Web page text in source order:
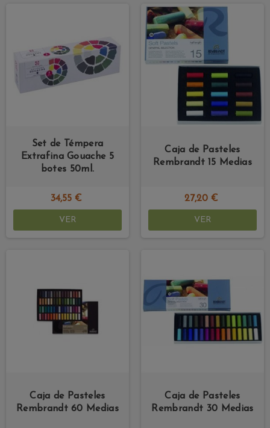
Set de Témpera
Extrafina Gouache 5
botes 50ml.
34,55 €
VER
Caja de Pasteles
Rembrandt 15 Medias
27,20 €
VER
Caja de Pasteles
Rembrandt 60 Medias
Caja de Pasteles
Rembrandt 30 Medias